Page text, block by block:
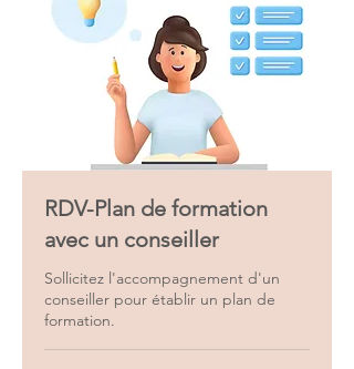
RDV-Plan de formation
avec un conseiller
Sollicitez l'accompagnement d'un
conseiller pour établir un plan de
formation.